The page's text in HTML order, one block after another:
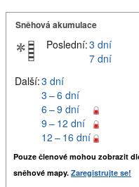
Sněhová akumulace
Poslední:3 dní
7 dní
Další:3 dní
3 – 6 dní
6 – 9 dní
9 – 12 dní
12 – 16 dní
Pouze členové mohou zobrazit
sněhové mapy. Zaregistrujte se!